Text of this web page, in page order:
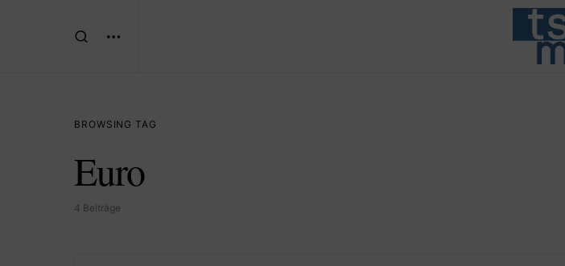
BROWSING TAG
Euro
4 Beiträge